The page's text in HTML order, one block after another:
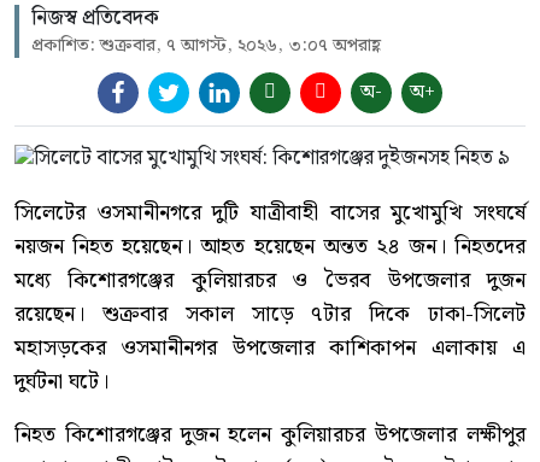
নিজস্ব প্রতিবেদক
প্রকাশিত: শুক্রবার, ৭ আগস্ট, ২০২৬, ৩:০৭ অপরাহ্ণ
অ- অ+
সিলেটের ওসমানীনগরে দুটি যাত্রীবাহী বাসের মুখোমুখি সংঘর্ষে
নয়জন নিহত হয়েছেন। আহত হয়েছেন অন্তত ২৪ জন। নিহতদের
মধ্যে কিশোরগঞ্জের কুলিয়ারচর ও ভৈরব উপজেলার দুজন
রয়েছেন। শুক্রবার সকাল সাড়ে ৭টার দিকে ঢাকা-সিলেট
মহাসড়কের ওসমানীনগর উপজেলার কাশিকাপন এলাকায় এ
দুর্ঘটনা ঘটে।
নিহত কিশোরগঞ্জের দুজন হলেন কুলিয়ারচর উপজেলার লক্ষীপুর